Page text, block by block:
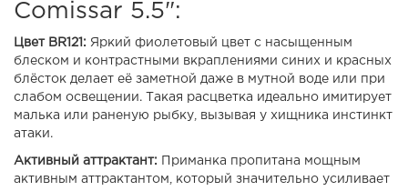
Comissar 5.5":
Цвет BR121: Яркий фиолетовый цвет с насыщенным
блеском и контрастными вкраплениями синих и красных
блёсток делает её заметной даже в мутной воде или при
слабом освещении. Такая расцветка идеально имитирует
малька или раненую рыбку, вызывая у хищника инстинкт
атаки.
Активный аттрактант: Приманка пропитана мощным
активным аттрактантом, который значительно усиливает